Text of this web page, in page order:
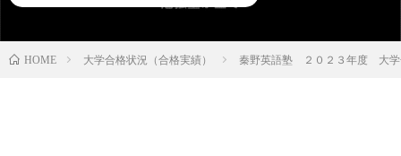
HOME 大学合格状況（合格実績） 秦野英語塾 ２０２３年度 大学